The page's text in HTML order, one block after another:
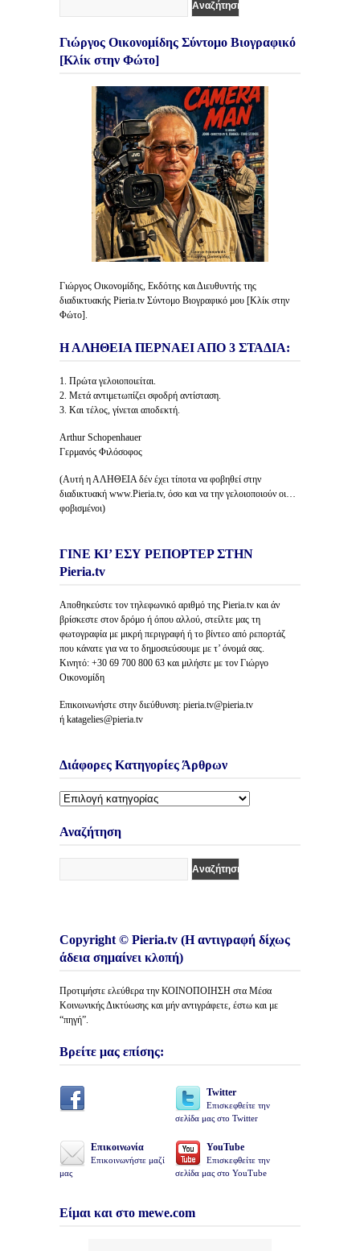
Γιώργος Οικονομίδης Σύντομο Βιογραφικό
[Κλίκ στην Φώτο]
Γιώργος Οικονομίδης, Εκδότης και Διευθυντής της
διαδικτυακής Pieria.tv Σύντομο Βιογραφικό μου [Κλίκ στην
Φώτο].
Η ΑΛΗΘΕΙΑ ΠΕΡΝΑΕΙ ΑΠΟ 3 ΣΤΑΔΙΑ:
1. Πρώτα γελοιοποιείται.
2. Μετά αντιμετωπίζει σφοδρή αντίσταση.
3. Και τέλος, γίνεται αποδεκτή.
Arthur Schopenhauer
Γερμανός Φιλόσοφος
(Αυτή η ΑΛΗΘΕΙΑ δέν έχει τίποτα να φοβηθεί στην
διαδικτυακή www.Pieria.tv, όσο και να την γελοιοποιούν οι…
φοβισμένοι)
ΓΙΝΕ ΚΙ’ ΕΣΥ ΡΕΠΟΡΤΕΡ ΣΤΗΝ
Pieria.tv
Αποθηκεύστε τον τηλεφωνικό αριθμό της Pieria.tv και άν
βρίσκεστε στον δρόμο ή όπου αλλού, στείλτε μας τη
φωτογραφία με μικρή περιγραφή ή το βίντεο από ρεπορτάζ
που κάνατε για να το δημοσιεύσουμε με τ’ όνομά σας.
Κινητό: +30 69 700 800 63 και μιλήστε με τον Γιώργο
Οικονομίδη
Επικοινωνήστε στην διεύθυνση: pieria.tv@pieria.tv
ή katagelies@pieria.tv
Διάφορες Κατηγορίες Άρθρων
Διάφορες
Άρθρων
Αναζήτηση
Copyright © Pieria.tv (Η αντιγραφή δίχως
άδεια σημαίνει κλοπή)
Προτιμήστε ελεύθερα την ΚΟΙΝΟΠΟΙΗΣΗ στα Μέσα
Κοινωνικής Δικτύωσης και μήν αντιγράφετε, έστω και με
“πηγή”.
Βρείτε μας επίσης:
Twitter
Επισκεφθείτε την
σελίδα μας στο Twitter
Επικοινωνία
Επικοινωνήστε μαζί
μας
YouTube
Επισκεφθείτε την
σελίδα μας στο YouTube
Είμαι και στο mewe.com